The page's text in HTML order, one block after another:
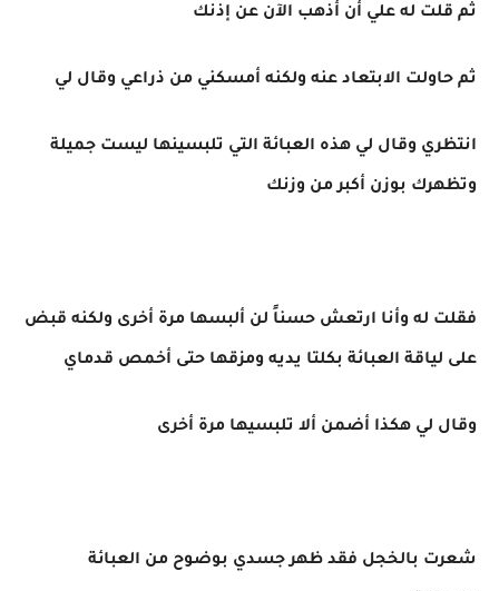
ثم قلت له علي أن أذهب الآن عن إذنك
ثم حاولت الابتعاد عنه ولكنه أمسكني من ذراعي وقال لي
انتظري وقال لي هذه العبائة التي تلبسينها ليست جميلة
وتظهرك بوزن أكبر من وزنك
فقلت له وأنا ارتعش حسناً لن ألبسها مرة أخرى ولكنه قبض
على لياقة العبائة بكلتا يديه ومزقها حتى أخمص قدماي
وقال لي هكذا أضمن ألا تلبسيها مرة أخرى
شعرت بالخجل فقد ظهر جسدي بوضوح من العبائة